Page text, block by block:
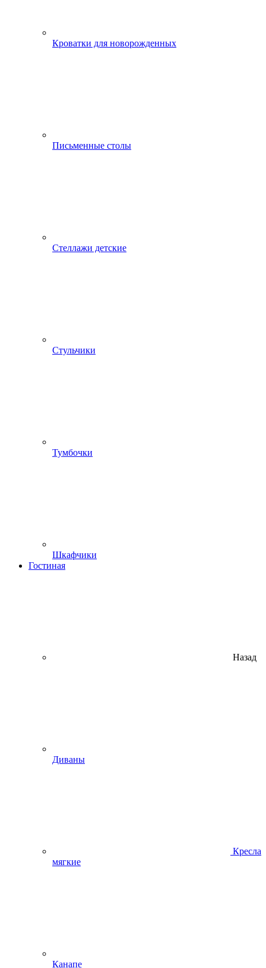
Кроватки для новорожденных
Письменные столы
Стеллажи детские
Стульчики
Тумбочки
Шкафчики
Гостиная
Назад
Диваны
Кресла
мягкие
Канапе